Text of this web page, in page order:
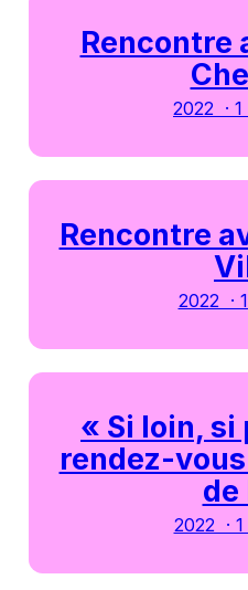
Rencontre
2022 ·
Rencontre
2022 ·
« Si loin, si
rendez-
de
2022 ·